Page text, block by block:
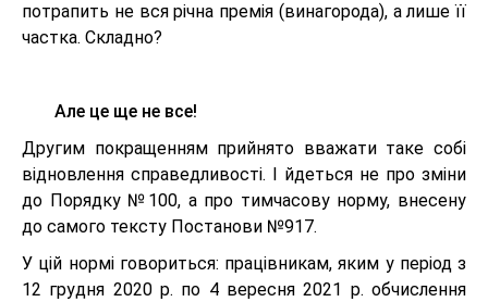
потрапить не вся річна премія (винагорода), а лише її
частка. Складно?
Але це ще не все!
Другим покращенням прийнято вважати таке собі
відновлення справедливості. І йдеться не про зміни
до Порядку №100, а про тимчасову норму, внесену
до самого тексту Постанови №917.
У цій нормі говориться: працівникам, яким у період з
12 грудня 2020 р. по 4 вересня 2021 р. обчислення